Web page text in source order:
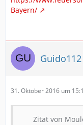
Bayern/
Guido112
31. Oktober 2016 um
Zitat von